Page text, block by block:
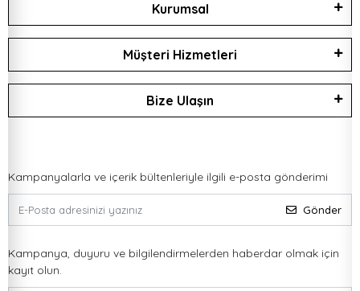
Kurumsal
Müşteri Hizmetleri
Bize Ulaşın
Kampanyalarla ve içerik bültenleriyle ilgili e-posta gönderimi
Gönder
Kampanya, duyuru ve bilgilendirmelerden haberdar olmak için
kayıt olun.